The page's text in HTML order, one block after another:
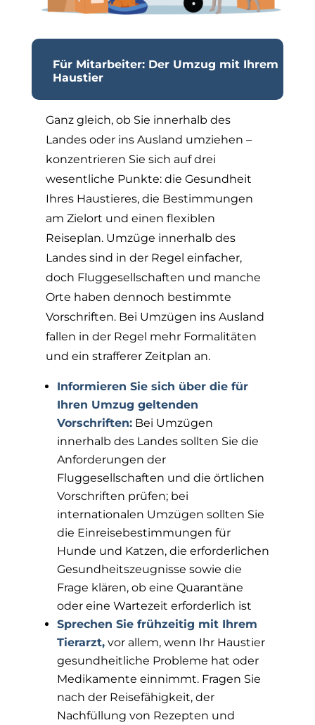
Für Mitarbeiter: Der Umzug mit Ihrem
Haustier
Ganz gleich, ob Sie innerhalb des
Landes oder ins Ausland umziehen –
konzentrieren Sie sich auf drei
wesentliche Punkte: die Gesundheit
Ihres Haustieres, die Bestimmungen
am Zielort und einen flexiblen
Reiseplan. Umzüge innerhalb des
Landes sind in der Regel einfacher,
doch Fluggesellschaften und manche
Orte haben dennoch bestimmte
Vorschriften. Bei Umzügen ins Ausland
fallen in der Regel mehr Formalitäten
und ein strafferer Zeitplan an.
Informieren Sie sich über die für
Ihren Umzug geltenden
Vorschriften:Bei Umzügen
innerhalb des Landes sollten Sie die
Anforderungen der
Fluggesellschaften und die örtlichen
Vorschriften prüfen; bei
internationalen Umzügen sollten Sie
die Einreisebestimmungen für
Hunde und Katzen, die erforderlichen
Gesundheitszeugnisse sowie die
Frage klären, ob eine Quarantäne
oder eine Wartezeit erforderlich ist
Sprechen Sie frühzeitig mit Ihrem
Tierarzt,vor allem, wenn Ihr Haustier
gesundheitliche Probleme hat oder
Medikamente einnimmt. Fragen Sie
nach der Reisefähigkeit, der
Nachfüllung von Rezepten und